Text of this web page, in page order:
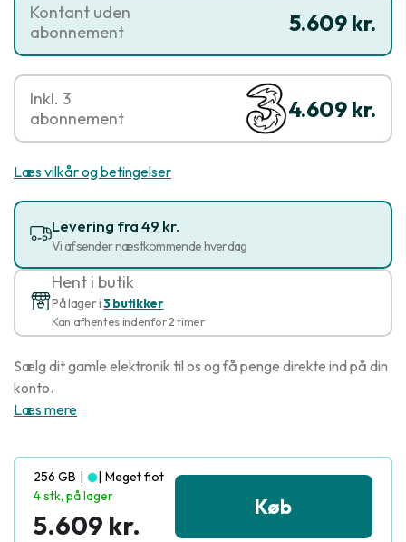
5.609 kr.
Kontant uden
abonnement
4.609 kr.
Inkl. 3
abonnement
Læs vilkår og betingelser
Levering fra 49 kr.
Vi afsender næstkommende hverdag
Hent i butik
På lager i3 butikker
Kan afhentes indenfor 2 timer
Sælg dit gamle elektronik til os og få penge direkte ind på din
konto.
Læs mere
256 GB | | Meget flot
4 stk, på lager
5.609 kr.
Køb